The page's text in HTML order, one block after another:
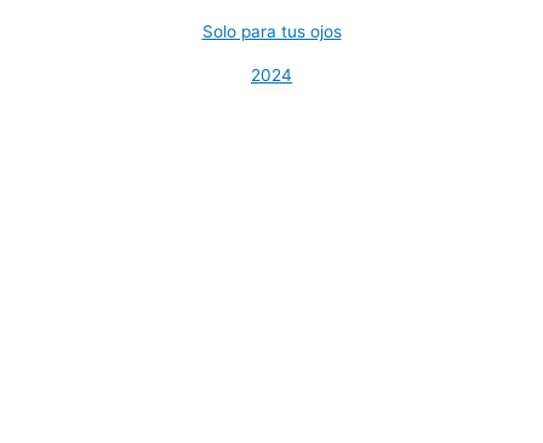
Solo para tus ojos
2024